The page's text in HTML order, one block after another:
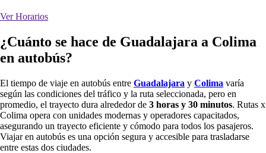
Ver Horarios
¿Cuánto se hace de Guadalajara a Colima
en autobús?
El tiempo de viaje en autobús entre Guadalajara y Colima varía
según las condiciones del tráfico y la ruta seleccionada, pero en
promedio, el trayecto dura alrededor de 3 horas y 30 minutos. Rutas x
Colima opera con unidades modernas y operadores capacitados,
asegurando un trayecto eficiente y cómodo para todos los pasajeros.
Viajar en autobús es una opción segura y accesible para trasladarse
entre estas dos ciudades.